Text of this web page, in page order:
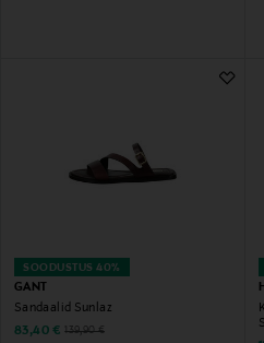
SOODUSTUS 40%
GANT
Sandaalid Sunlaz
Discounted Price
83,40 € Original Price
139,90 €